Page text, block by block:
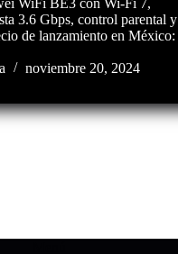
WiFi BE3 con Wi-Fi 7,
3.6 Gbps, control parental y
de lanzamiento en México:
noviembre 20, 2024